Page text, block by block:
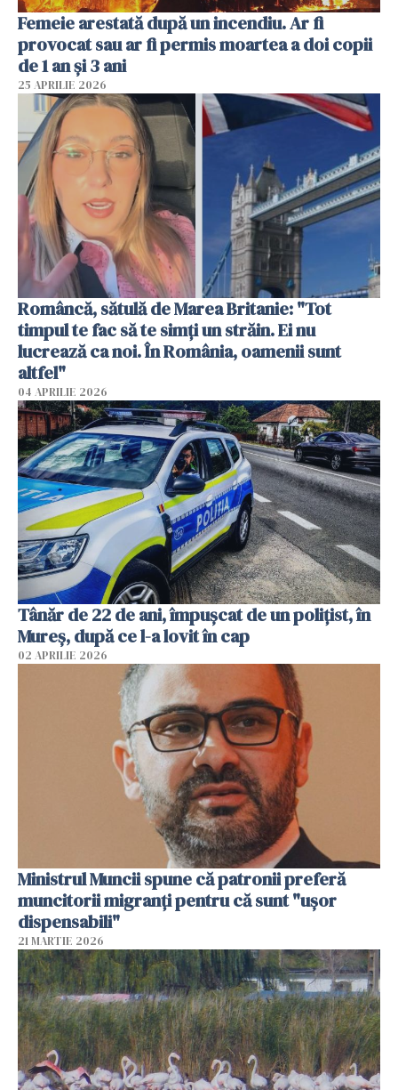
Femeie arestată după un incendiu. Ar fi
provocat sau ar fi permis moartea a doi copii
de 1 an și 3 ani
25 APRILIE 2026
Româncă, sătulă de Marea Britanie: "Tot
timpul te fac să te simți un străin. Ei nu
lucrează ca noi. În România, oamenii sunt
altfel"
04 APRILIE 2026
Tânăr de 22 de ani, împușcat de un polițist, în
Mureș, după ce l-a lovit în cap
02 APRILIE 2026
Ministrul Muncii spune că patronii preferă
muncitorii migranți pentru că sunt "uşor
dispensabili"
21 MARTIE 2026